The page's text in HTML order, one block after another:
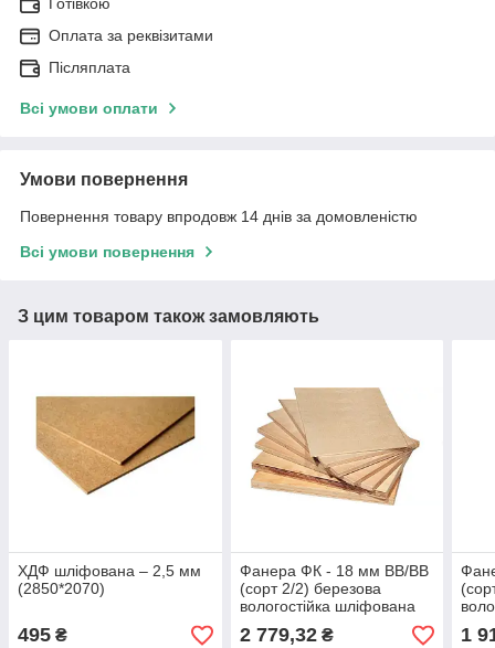
Оплата за реквізитами
Післяплата
Всі умови оплати
Умови повернення
Повернення товару впродовж 14 днів за домовленістю
Всі умови повернення
З цим товаром також замовляють
ХДФ шліфована ‒ 2,5 мм
(2850*2070)
495 ₴
Фанера ФК - 18 мм ВВ/ВВ
(сорт 2/2) березова
вологостійка шліфована
(1525*1525)
2 779,32₴ 1